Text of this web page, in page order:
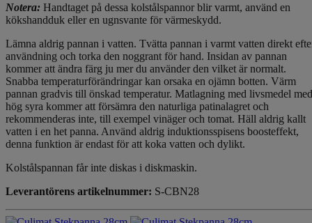
Notera: Handtaget på dessa kolstålspannor blir varmt, använd en
kökshandduk eller en ugnsvante för värmeskydd.
Lämna aldrig pannan i vatten. Tvätta pannan i varmt vatten direkt
användning och torka den noggrant för hand. Insidan av pannan
kommer att ändra färg ju mer du använder den vilket är normalt.
Snabba temperaturförändringar kan orsaka en ojämn botten. Värm
pannan gradvis till önskad temperatur. Matlagning med livsmedel med
hög syra kommer att försämra den naturliga patinalagret och
rekommenderas inte, till exempel vinäger och tomat. Häll aldrig kallt
vatten i en het panna. Använd aldrig induktionsspisens boosteffekt,
denna funktion är endast för att koka vatten och dylikt.
Kolstålspannan får inte diskas i diskmaskin.
Leverantörens artikelnummer: S-CBN28